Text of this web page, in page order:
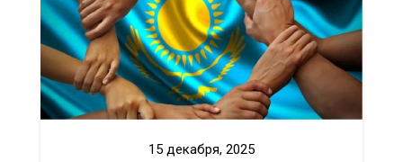
15 декабря, 2025